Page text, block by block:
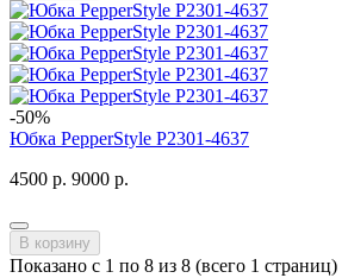
-50%
Юбка PepperStyle P2301-4637
4500 р. 9000 р.
В корзину
Показано с 1 по 8 из 8 (всего 1 страниц)